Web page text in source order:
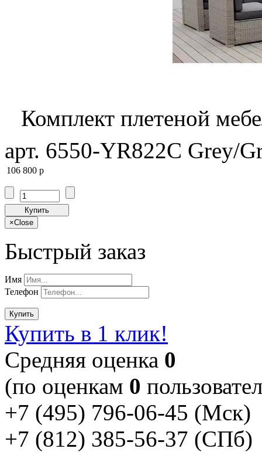
Комплект плетеной
арт. 6550-YR822C Grey/
106 800 p
Купить
×Close
Быстрый заказ
Имя
Телефон
Купить
Купить в 1 клик!
Cредняя оценка 0
(по оценкам 0
+7 (495) 796-06-45 (Мск)
+7 (812) 385-56-37 (СПб)